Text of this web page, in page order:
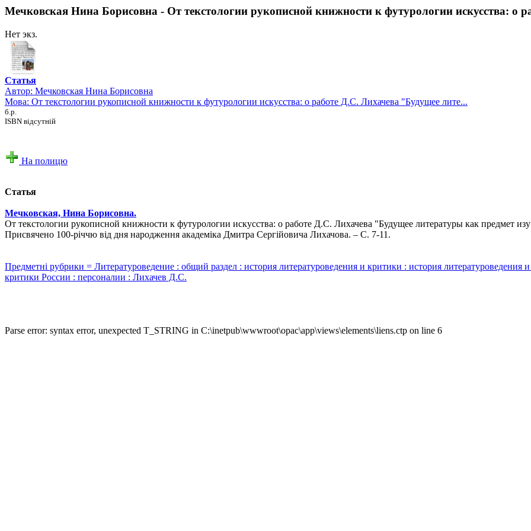
Мечковская Нина Борисовна - От текстологии рукописной книжности к футурологии искусства: о
Нет экз.
Статья
Автор: Мечковская Нина Борисовна
Мова: От текстологии рукописной книжности к футурологии искусства: о работе Д.С. Лихачева "Будущее лите...
б.р.
ISBN відсутній
На полицю
Статья
Мечковская, Нина Борисовна.
От текстологии рукописной книжности к футурологии искусства: о работе Д.С. Лихачева "Будущее литературы как предмет
Присвячено 100-річчю від дня народження академіка Дмитра Сергійовича Лихачова. – С. 7-11.
Предметні рубрики = Литературоведение : общий раздел : история литературоведения и критики : история литературоведения
критики России : персоналии : Лихачев Д.С.
Parse error: syntax error, unexpected T_STRING in C:\inetpub\wwwroot\opac\app\views\elements\liens.ctp on line 6